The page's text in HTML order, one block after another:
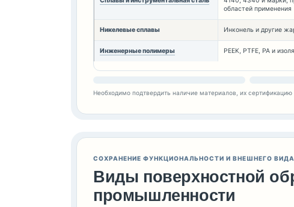
областей применения
Никелевые сплавы Инконель и другие
Инженерные полимеры PEEK, PTFE, PA и
Необходимо подтвердить наличие материалов, их
СОХРАНЕНИЕ ФУНКЦИОНАЛЬНОСТИ И ВНЕШНЕГО ВИДА
Виды поверхностной
промышленности